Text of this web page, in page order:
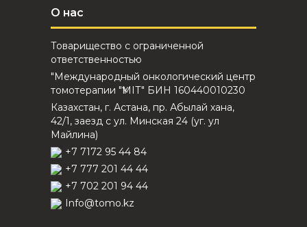
О нас
Товарищество с ограниченной
ответственностью
"Международный онкологический центр
томотерапии "ҮМІТ" БИН 160440010230
Казахстан, г. Астана, пр. Абылай хана,
42/1, заезд с ул. Минская 24 (уг. ул
Майлина)
+7 7172 95 44 84
+7 777 201 44 44
+7 702 201 94 44
Info@tomo.kz